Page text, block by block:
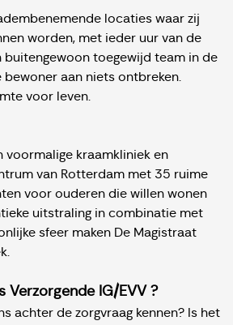
locaties waar zij
worden, met ieder uur van de
buitengewoon toegewijd team in de
bewoner aan niets ontbreken.
voor leven.
voormalige kraamkliniek en
van Rotterdam met 35 ruime
voor ouderen die willen wonen
uitstraling in combinatie met
sfeer maken De Magistraat
Verzorgende IG/EVV ?
achter de zorgvraag kennen? Is het